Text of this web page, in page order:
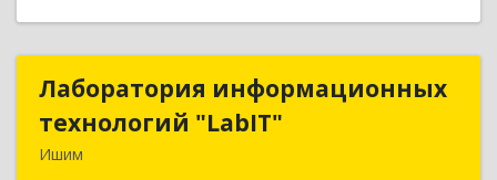
Лаборатория информационных
технологий "LabIT"
Ишим
Лаборатория информационных
технологий "LabIT"